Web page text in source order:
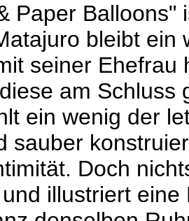
Paper
bleibt ein
seiner
am Schluss
ein wenig der
sauber
Doch
illustriert